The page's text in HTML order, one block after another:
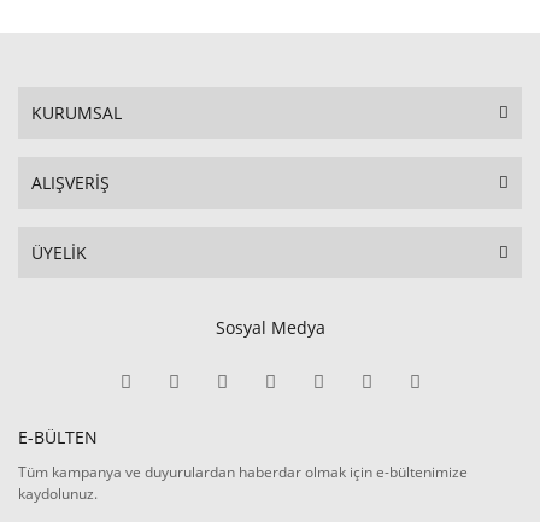
KURUMSAL
ALIŞVERİŞ
ÜYELİK
Sosyal Medya
E-BÜLTEN
Tüm kampanya ve duyurulardan haberdar olmak için e-bültenimize
kaydolunuz.